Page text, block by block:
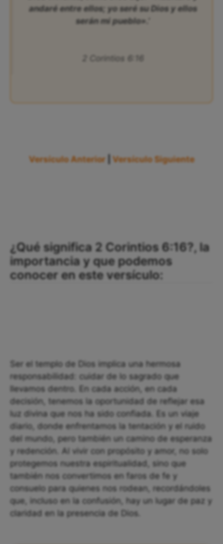
andaré entre ellos; yo seré su Dios y ellos
serán mi pueblo».’
2 Corintios 6:16
Versículo Anterior Versículo Siguiente
¿Qué significa 2 Corintios 6:16?, la
importancia y que podemos
conocer en este versículo:
Ser el templo de Dios implica una hermosa
responsabilidad: cuidar de lo sagrado que
llevamos dentro. En cada acción, en cada
decisión, tenemos la oportunidad de reflejar esa
luz divina que nos ha sido confiada. Es un viaje
diario, donde enfrentamos la tentación y el ruido
del mundo, pero también un camino de esperanza
y redención. Al vivir con propósito y amor, no solo
protegemos nuestra espiritualidad, sino que
también nos convertimos en faros de fe y
consuelo para quienes nos rodean, recordándoles
que, incluso en la confusión, hay un lugar de paz y
claridad en la presencia de Dios.